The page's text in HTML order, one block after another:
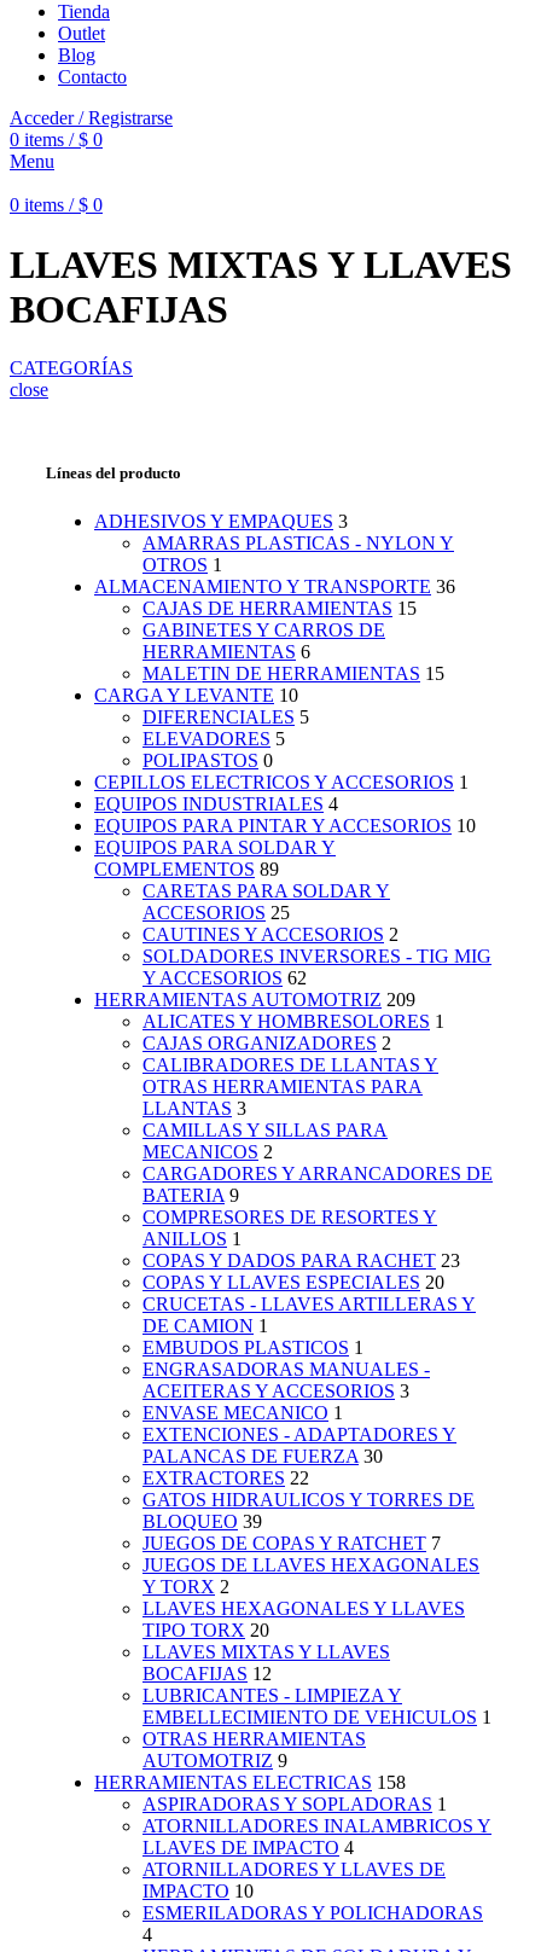
Tienda
Outlet
Blog
Contacto
Acceder / Registrarse
0 items / $ 0
Menu
0 items / $ 0
LLAVES MIXTAS Y LLAVES
BOCAFIJAS
CATEGORÍAS
close
Líneas del producto
ADHESIVOS Y EMPAQUES 3
AMARRAS PLASTICAS - NYLON Y
OTROS 1
ALMACENAMIENTO Y TRANSPORTE 36
CAJAS DE HERRAMIENTAS 15
GABINETES Y CARROS DE
HERRAMIENTAS 6
MALETIN DE HERRAMIENTAS 15
CARGA Y LEVANTE 10
DIFERENCIALES 5
ELEVADORES 5
POLIPASTOS 0
CEPILLOS ELECTRICOS Y ACCESORIOS 1
EQUIPOS INDUSTRIALES 4
EQUIPOS PARA PINTAR Y ACCESORIOS 10
EQUIPOS PARA SOLDAR Y
COMPLEMENTOS 89
CARETAS PARA SOLDAR Y
ACCESORIOS 25
CAUTINES Y ACCESORIOS 2
SOLDADORES INVERSORES - TIG MIG
Y ACCESORIOS 62
HERRAMIENTAS AUTOMOTRIZ 209
ALICATES Y HOMBRESOLORES 1
CAJAS ORGANIZADORES 2
CALIBRADORES DE LLANTAS Y
OTRAS HERRAMIENTAS PARA
LLANTAS 3
CAMILLAS Y SILLAS PARA
MECANICOS 2
CARGADORES Y ARRANCADORES DE
BATERIA 9
COMPRESORES DE RESORTES Y
ANILLOS 1
COPAS Y DADOS PARA RACHET 23
COPAS Y LLAVES ESPECIALES 20
CRUCETAS - LLAVES ARTILLERAS Y
DE CAMION 1
EMBUDOS PLASTICOS 1
ENGRASADORAS MANUALES -
ACEITERAS Y ACCESORIOS 3
ENVASE MECANICO 1
EXTENCIONES - ADAPTADORES Y
PALANCAS DE FUERZA 30
EXTRACTORES 22
GATOS HIDRAULICOS Y TORRES DE
BLOQUEO 39
JUEGOS DE COPAS Y RATCHET 7
JUEGOS DE LLAVES HEXAGONALES
Y TORX 2
LLAVES HEXAGONALES Y LLAVES
TIPO TORX 20
LLAVES MIXTAS Y LLAVES
BOCAFIJAS 12
LUBRICANTES - LIMPIEZA Y
EMBELLECIMIENTO DE VEHICULOS 1
OTRAS HERRAMIENTAS
AUTOMOTRIZ 9
HERRAMIENTAS ELECTRICAS 158
ASPIRADORAS Y SOPLADORAS 1
ATORNILLADORES INALAMBRICOS Y
LLAVES DE IMPACTO 4
ATORNILLADORES Y LLAVES DE
IMPACTO 10
ESMERILADORAS Y POLICHADORAS
4